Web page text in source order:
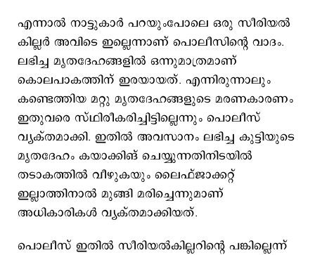
എന്നാല്‍ നാട്ടുകാര്‍ പറയുംപോലെ ഒരു സീരിയല്‍
കില്ലര്‍ അവിടെ ഇല്ലെന്നാണ് പൊലീസിന്റെ വാദം.
ലഭിച്ച മൃതദേഹങ്ങളില്‍ ഒന്നുമാത്രമാണ്
കൊലപാകത്തിന് ഇരയായത്. എന്നിരുന്നാലും
കണ്ടെത്തിയ മറ്റു മൃതദേഹങ്ങളുടെ മരണകാരണം
ഇതുവരെ സ്ഥിരീകരിച്ചിട്ടില്ലെന്നും പൊലീസ്
വ്യക്തമാക്കി. ഇതില്‍ അവസാനം ലഭിച്ച കുട്ടിയുടെ
മൃതദേഹം കയാക്കിങ് ചെയ്യുന്നതിനിടയില്‍
തടാകത്തില്‍ വീഴുകയും ലൈഫ്ജാക്കറ്റ്
ഇല്ലാത്തിനാല്‍ മുങ്ങി മരിച്ചെന്നുമാണ്
അധികാരികള്‍ വ്യക്തമാക്കിയത്.
പൊലീസ് ഇതില്‍ സീരിയല്‍കില്ലറിന്റെ പങ്കില്ലെന്ന്